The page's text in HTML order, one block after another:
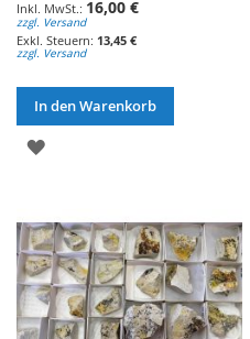
16,00 €
zzgl. Versand
13,45 €
zzgl. Versand
In den Warenkorb
ZUR
HINZUFÜGEN